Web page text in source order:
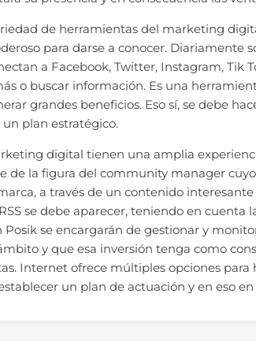
de herramientas del marketing
para darse a conocer. Diariamente
a Facebook, Twitter, Instagram, Tik
o buscar información. Es una
grandes beneficios. Eso sí, se debe
plan estratégico.
digital tienen una amplia
de la figura del community manager
a través de un contenido interesante
se debe aparecer, teniendo en cuenta
Posik se encargarán de gestionar y
y que esa inversión tenga como
Internet ofrece múltiples opciones para
un plan de actuación y en eso